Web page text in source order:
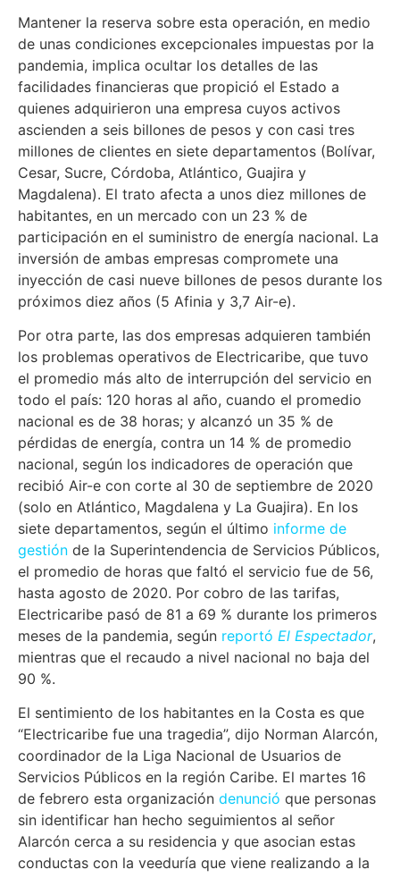
Mantener la reserva sobre esta operación, en medio
de unas condiciones excepcionales impuestas por la
pandemia, implica ocultar los detalles de las
facilidades financieras que propició el Estado a
quienes adquirieron una empresa cuyos activos
ascienden a seis billones de pesos y con casi tres
millones de clientes en siete departamentos (Bolívar,
Cesar, Sucre, Córdoba, Atlántico, Guajira y
Magdalena). El trato afecta a unos diez millones de
habitantes, en un mercado con un 23 % de
participación en el suministro de energía nacional. La
inversión de ambas empresas compromete una
inyección de casi nueve billones de pesos durante los
próximos diez años (5 Afinia y 3,7 Air-e).
Por otra parte, las dos empresas adquieren también
los problemas operativos de Electricaribe, que tuvo
el promedio más alto de interrupción del servicio en
todo el país: 120 horas al año, cuando el promedio
nacional es de 38 horas; y alcanzó un 35 % de
pérdidas de energía, contra un 14 % de promedio
nacional, según los indicadores de operación que
recibió Air-e con corte al 30 de septiembre de 2020
(solo en Atlántico, Magdalena y La Guajira). En los
siete departamentos, según el último informe de
gestión de la Superintendencia de Servicios Públicos,
el promedio de horas que faltó el servicio fue de 56,
hasta agosto de 2020. Por cobro de las tarifas,
Electricaribe pasó de 81 a 69 % durante los primeros
meses de la pandemia, según reportó El Espectador,
mientras que el recaudo a nivel nacional no baja del
90 %.
El sentimiento de los habitantes en la Costa es que
“Electricaribe fue una tragedia”, dijo Norman Alarcón,
coordinador de la Liga Nacional de Usuarios de
Servicios Públicos en la región Caribe. El martes 16
de febrero esta organización denunció que personas
sin identificar han hecho seguimientos al señor
Alarcón cerca a su residencia y que asocian estas
conductas con la veeduría que viene realizando a la